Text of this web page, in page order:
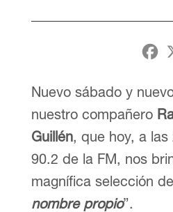
Nuevo sábado y
nuestro compañero
Guillén, que hoy, a las
90.2 de la FM, nos
magnífica selección
nombre propio”.